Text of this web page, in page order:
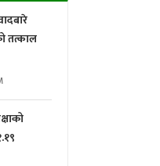
तत्काल